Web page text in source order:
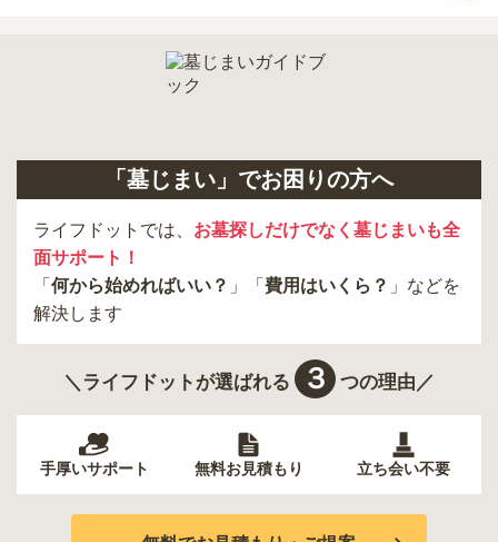
「墓じまい」でお困りの方へ
ライフドットでは、 お墓探しだけでなく墓じまいも全
面サポート！
「 何から始めればいい？ 」「 費用はいくら？ 」などを
解決します
＼ライフドットが選ばれる ３ つの理由／
手厚いサポート 無料お見積もり 立ち会い不要